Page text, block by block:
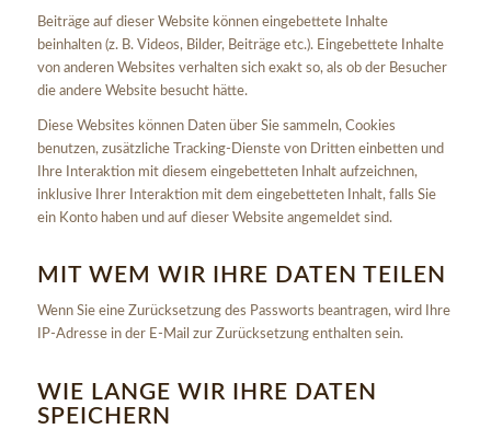
Beiträge auf dieser Website können eingebettete Inhalte
beinhalten (z. B. Videos, Bilder, Beiträge etc.). Eingebettete Inhalte
von anderen Websites verhalten sich exakt so, als ob der Besucher
die andere Website besucht hätte.
Diese Websites können Daten über Sie sammeln, Cookies
benutzen, zusätzliche Tracking-Dienste von Dritten einbetten und
Ihre Interaktion mit diesem eingebetteten Inhalt aufzeichnen,
inklusive Ihrer Interaktion mit dem eingebetteten Inhalt, falls Sie
ein Konto haben und auf dieser Website angemeldet sind.
MIT WEM WIR IHRE DATEN TEILEN
Wenn Sie eine Zurücksetzung des Passworts beantragen, wird Ihre
IP-Adresse in der E-Mail zur Zurücksetzung enthalten sein.
WIE LANGE WIR IHRE DATEN
SPEICHERN